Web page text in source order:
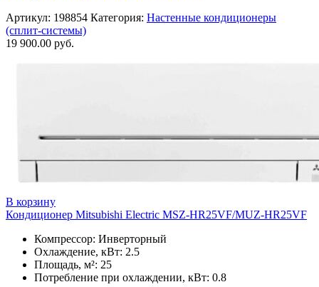
Артикул: 198854 Категория: Настенные кондиционеры
(сплит-системы)
19 900.00 руб.
В корзину
Кондиционер Mitsubishi Electric MSZ-HR25VF/MUZ-HR25VF
Компрессор: Инверторный
Охлаждение, кВт: 2.5
Площадь, м²: 25
Потребление при охлаждении, кВт: 0.8